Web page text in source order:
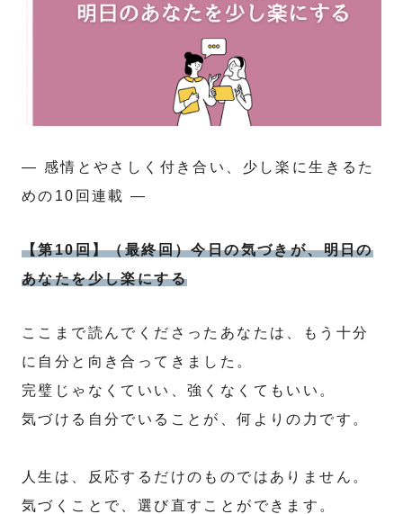
― 感情とやさしく付き合い、少し楽に生きるた
めの10回連載 ―
【第10回】（最終回）今日の気づきが、明日の
あなたを少し楽にする
ここまで読んでくださったあなたは、もう十分
に自分と向き合ってきました。
完璧じゃなくていい、強くなくてもいい。
気づける自分でいることが、何よりの力です。
人生は、反応するだけのものではありません。
気づくことで、選び直すことができます。